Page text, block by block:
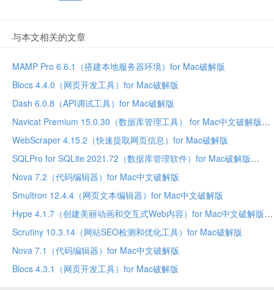
与本文相关的文章
MAMP Pro 6.6.1（搭建本地服务器环境）for Mac破解版
Blocs 4.4.0（网页开发工具）for Mac破解版
Dash 6.0.8（API调试工具）for Mac破解版
Navicat Premium 15.0.30（数据库管理工具） for Mac中文破解版
WebScraper 4.15.2（快速提取网页信息）for Mac破解版
SQLPro for SQLite 2021.72（数据库管理软件）for Mac破解版
Nova 7.2（代码编辑器）for Mac中文破解版
Smultron 12.4.4（网页文本编辑器）for Mac中文破解版
Hype 4.1.7（创建美丽动画和交互式Web内容）for Mac中文破解版
Scrutiny 10.3.14（网站SEO检测和优化工具）for Mac破解版
Nova 7.1（代码编辑器）for Mac中文破解版
Blocs 4.3.1（网页开发工具）for Mac破解版